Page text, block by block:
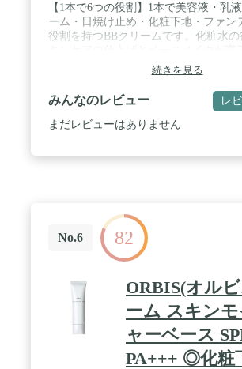
【1本で6つの役割】1本で美容液・乳
ーム・日焼け止め・化粧下地・ファン
役割を持つBBクリームです。化粧水の
【カバー力がありつつナチュラルな仕
な仕上がりながら、気になるシミ・そ
んとカバーします。 / 【保湿成分配合
を守って乾燥を防ぎ、しっとりとした
す。*保湿成分:ヒアルロン酸・アセチ
続きを見る
みんなのレビュー レ
まだレビューはありません
No.6 82
ORBIS(オル
ーム スキン
ャーベース
PA+++ ◎化